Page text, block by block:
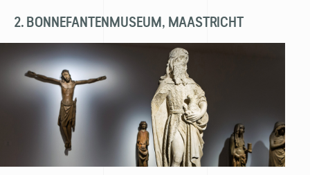
2. BONNEFANTENMUSEUM, MAASTRICHT